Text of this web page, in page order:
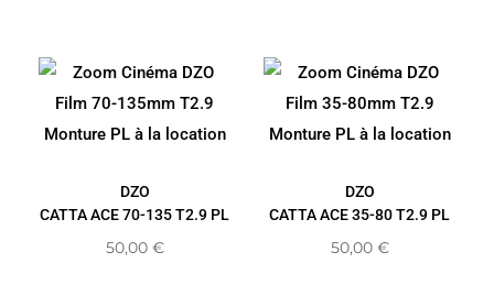
DZO
CATTA ACE 70-135 T2.9 PL
50,00 €
DZO
CATTA ACE 35-80 T2.9 PL
50,00 €